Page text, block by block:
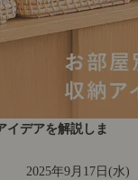
デアを解説しま
2025年9月17日(水)